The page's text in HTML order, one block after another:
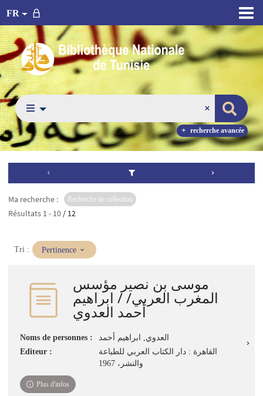
FR
recherche avancée
Ma recherche : Recherche de collection
Résultats 1 - 10 / 12
Tri : (Mise
immédiate)
Pertinence
موسى بن نصير مؤسس
المغرب العربي/ / ابراهيم
أحمد العدوي
Noms de personnes :
العدوي, ابراهيم أحمد
Editeur :
القاهرة : دار الكتاب العربي للطباعة
والنشر، 1967
Plus d'infos